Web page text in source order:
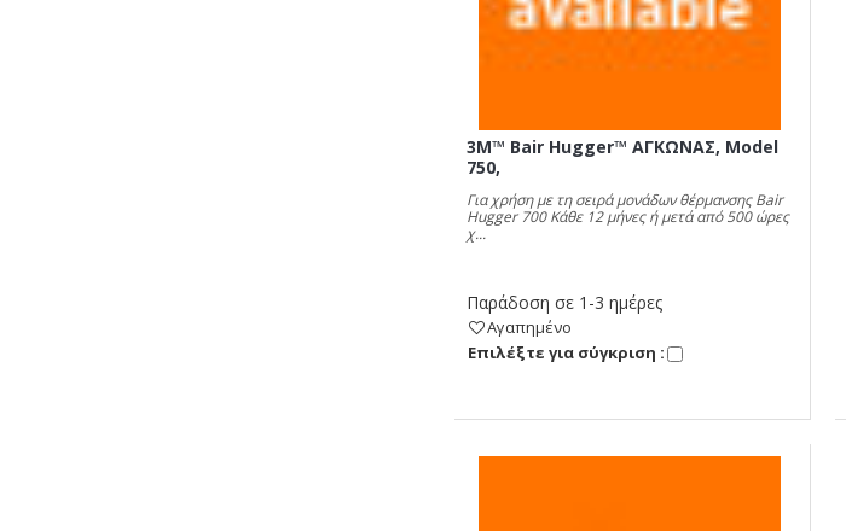
3M™ Bair Hugger™ ΑΓΚΩΝΑΣ, Model
750,
Για χρήση με τη σειρά μονάδων θέρμανσης Bair
Hugger 700 Κάθε 12 μήνες ή μετά από 500 ώρες
χ...
Παράδοση σε 1-3 ημέρες
Αγαπημένο
Eπιλέξτε για σύγκριση :